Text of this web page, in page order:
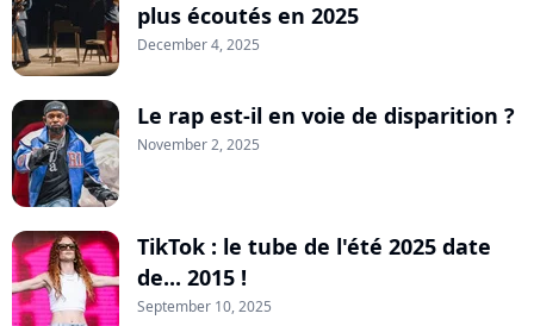
plus écoutés en 2025
December 4, 2025
Le rap est-il en voie de disparition ?
November 2, 2025
TikTok : le tube de l'été 2025 date
de... 2015 !
September 10, 2025